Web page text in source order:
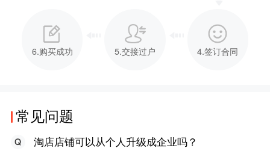
6.购买成功 5.交接过户 4.签订合同
常见问题
淘店店铺可以从个人升级成企业吗？